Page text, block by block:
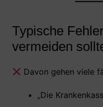
Typische
vermeiden
Davon gehen viele
„Die